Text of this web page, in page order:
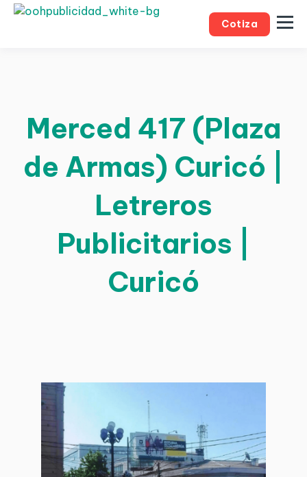
Cotiza
Merced 417 (Plaza
de Armas) Curicó |
Letreros
Publicitarios |
Curicó